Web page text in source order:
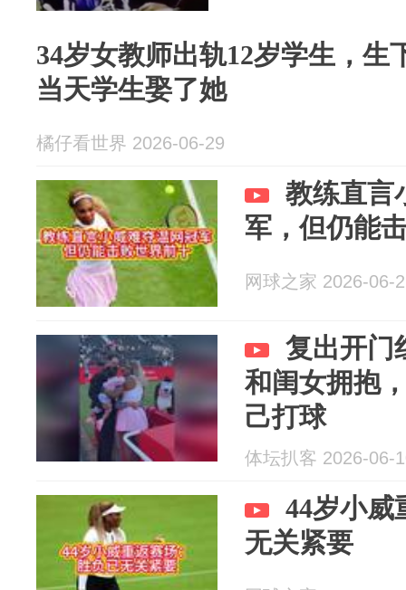
34岁女教师出轨12岁学生，生
当天学生娶了她
橘仔看世界 2026-06-29
教练直言
军，但仍能
网球之家 2026-06-
复出开门
和闺女拥抱
己打球
体坛扒客 2026-06-
44岁小威
无关紧要